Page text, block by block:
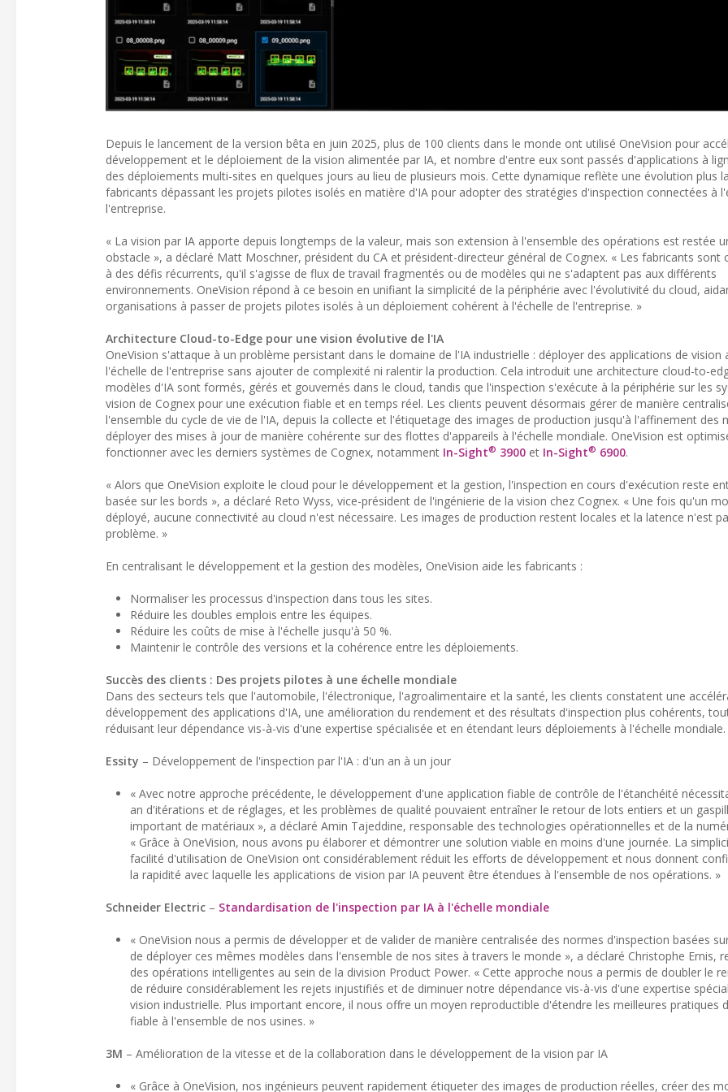
Depuis le lancement de la version bêta en juin 2025, plus de 100 clients dans le monde ont utilisé OneVision pour
développement et le déploiement de la vision alimentée par IA, et nombre d'entre eux sont passés d'applications à
des déploiements multi-sites en quelques jours au lieu de plusieurs mois. Cette dynamique reflète une évolution plus
fabricants dépassant les projets pilotes isolés en matière d'IA pour adopter des stratégies d'inspection connectées à
l'entreprise.
« La vision par IA apporte depuis longtemps de la valeur, mais son extension à l'ensemble des opérations est restée
obstacle », a déclaré Matt Moschner, président du CA et président-directeur général de Cognex. « Les fabricants sont
à des défis récurrents, qu'il s'agisse de flux de travail fragmentés ou de modèles qui ne s'adaptent pas aux différents
environnements. OneVision répond à ce besoin en unifiant la simplicité de la périphérie avec l'évolutivité du cloud,
organisations à passer de projets pilotes isolés à un déploiement cohérent à l'échelle de l'entreprise. »
Architecture Cloud-to-Edge pour une vision évolutive de l'IA
OneVision s'attaque à un problème persistant dans le domaine de l'IA industrielle : déployer des applications de vision
l'échelle de l'entreprise sans ajouter de complexité ni ralentir la production. Cela introduit une architecture cloud-to-
modèles d'IA sont formés, gérés et gouvernés dans le cloud, tandis que l'inspection s'exécute à la périphérie sur les
vision de Cognex pour une exécution fiable et en temps réel. Les clients peuvent désormais gérer de manière
l'ensemble du cycle de vie de l'IA, depuis la collecte et l'étiquetage des images de production jusqu'à l'affinement des
déployer des mises à jour de manière cohérente sur des flottes d'appareils à l'échelle mondiale. OneVision est
fonctionner avec les derniers systèmes de Cognex, notamment In-Sight® 3900 et In-Sight® 6900.
« Alors que OneVision exploite le cloud pour le développement et la gestion, l'inspection en cours d'exécution reste
basée sur les bords », a déclaré Reto Wyss, vice-président de l'ingénierie de la vision chez Cognex. « Une fois qu'un
déployé, aucune connectivité au cloud n'est nécessaire. Les images de production restent locales et la latence n'est
problème. »
En centralisant le développement et la gestion des modèles, OneVision aide les fabricants :
Normaliser les processus d'inspection dans tous les sites.
Réduire les doubles emplois entre les équipes.
Réduire les coûts de mise à l'échelle jusqu'à 50 %.
Maintenir le contrôle des versions et la cohérence entre les déploiements.
Succès des clients : Des projets pilotes à une échelle mondiale
Dans des secteurs tels que l'automobile, l'électronique, l'agroalimentaire et la santé, les clients constatent une
développement des applications d'IA, une amélioration du rendement et des résultats d'inspection plus cohérents,
réduisant leur dépendance vis-à-vis d'une expertise spécialisée et en étendant leurs déploiements à l'échelle mondiale.
Essity – Développement de l'inspection par l'IA : d'un an à un jour
« Avec notre approche précédente, le développement d'une application fiable de contrôle de l'étanchéité
an d'itérations et de réglages, et les problèmes de qualité pouvaient entraîner le retour de lots entiers et un
important de matériaux », a déclaré Amin Tajeddine, responsable des technologies opérationnelles et de la
« Grâce à OneVision, nous avons pu élaborer et démontrer une solution viable en moins d'une journée. La
facilité d'utilisation de OneVision ont considérablement réduit les efforts de développement et nous donnent
la rapidité avec laquelle les applications de vision par IA peuvent être étendues à l'ensemble de nos opérations. »
Schneider Electric – Standardisation de l'inspection par IA à l'échelle mondiale
« OneVision nous a permis de développer et de valider de manière centralisée des normes d'inspection basées
de déployer ces mêmes modèles dans l'ensemble de nos sites à travers le monde », a déclaré Christophe Ernis,
des opérations intelligentes au sein de la division Product Power. « Cette approche nous a permis de doubler le
de réduire considérablement les rejets injustifiés et de diminuer notre dépendance vis-à-vis d'une expertise
vision industrielle. Plus important encore, il nous offre un moyen reproductible d'étendre les meilleures pratiques
fiable à l'ensemble de nos usines. »
3M – Amélioration de la vitesse et de la collaboration dans le développement de la vision par IA
« Grâce à OneVision, nos ingénieurs peuvent rapidement étiqueter des images de production réelles, créer des